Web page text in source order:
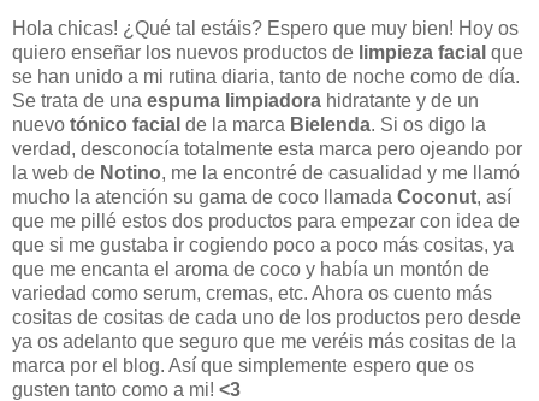
Hola chicas! ¿Qué tal estáis? Espero que muy bien! Hoy os
quiero enseñar los nuevos productos de limpieza facial que
se han unido a mi rutina diaria, tanto de noche como de día.
Se trata de una espuma limpiadora hidratante y de un
nuevo tónico facial de la marca Bielenda. Si os digo la
verdad, desconocía totalmente esta marca pero ojeando por
la web de Notino, me la encontré de casualidad y me llamó
mucho la atención su gama de coco llamada Coconut, así
que me pillé estos dos productos para empezar con idea de
que si me gustaba ir cogiendo poco a poco más cositas, ya
que me encanta el aroma de coco y había un montón de
variedad como serum, cremas, etc. Ahora os cuento más
cositas de cositas de cada uno de los productos pero desde
ya os adelanto que seguro que me veréis más cositas de la
marca por el blog. Así que simplemente espero que os
gusten tanto como a mi! <3